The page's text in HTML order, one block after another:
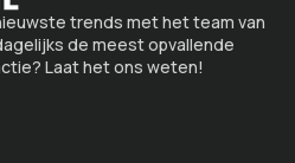
trends met het team van
de meest opvallende
Laat het ons weten!